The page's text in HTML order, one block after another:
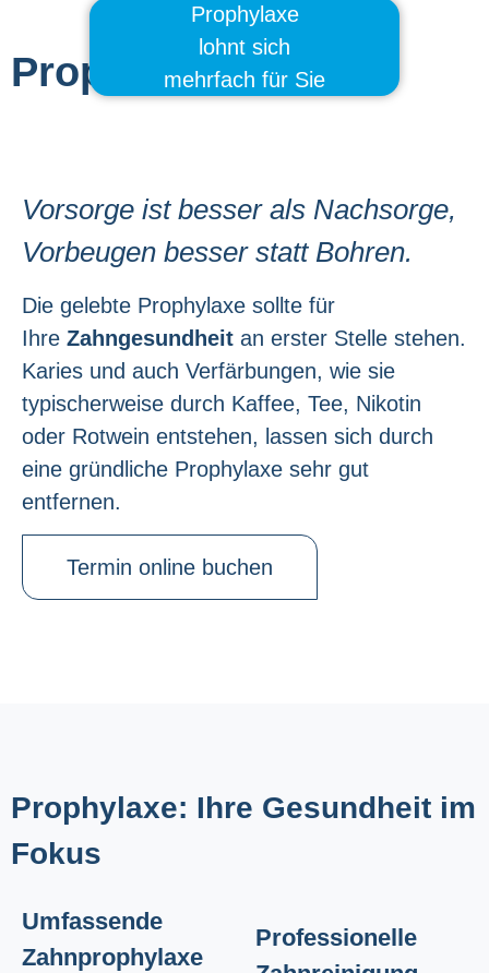
Prophylaxe
Prophylaxe
lohnt sich
mehrfach für Sie
Vorsorge ist besser als Nachsorge,
Vorbeugen besser statt Bohren.
Die gelebte Prophylaxe sollte für
Ihre Zahngesundheit an erster Stelle stehen.
Karies und auch Verfärbungen, wie sie
typischerweise durch Kaffee, Tee, Nikotin
oder Rotwein entstehen, lassen sich durch
eine gründliche Prophylaxe sehr gut
entfernen.
Termin online buchen
Prophylaxe: Ihre Gesundheit im
Fokus
Umfassende
Zahnprophylaxe
Professionelle